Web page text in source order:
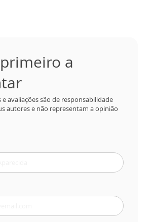
a
avaliações são de responsabilidade
autores e não representam a opinião